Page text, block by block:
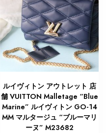
ルイヴィトン アウトレット 店
舗 VUITTON Malletage “Blue
Marine” ルイヴィトン GO-14
MM マルタージュ “ブルーマリ
ーヌ” M23682